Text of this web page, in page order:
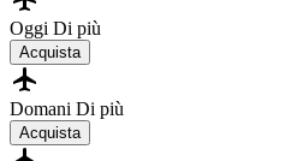
Oggi Di più
Acquista
Domani Di più
Acquista